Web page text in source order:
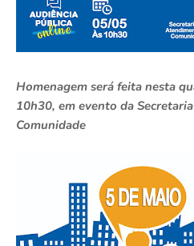
Homenagem será feita nesta
10h30, em evento da
Comunidade